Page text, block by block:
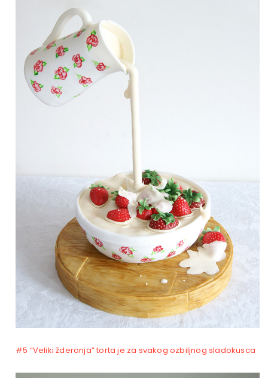
#5 “Veliki žderonja” torta je za svakog ozbiljnog sladokusca